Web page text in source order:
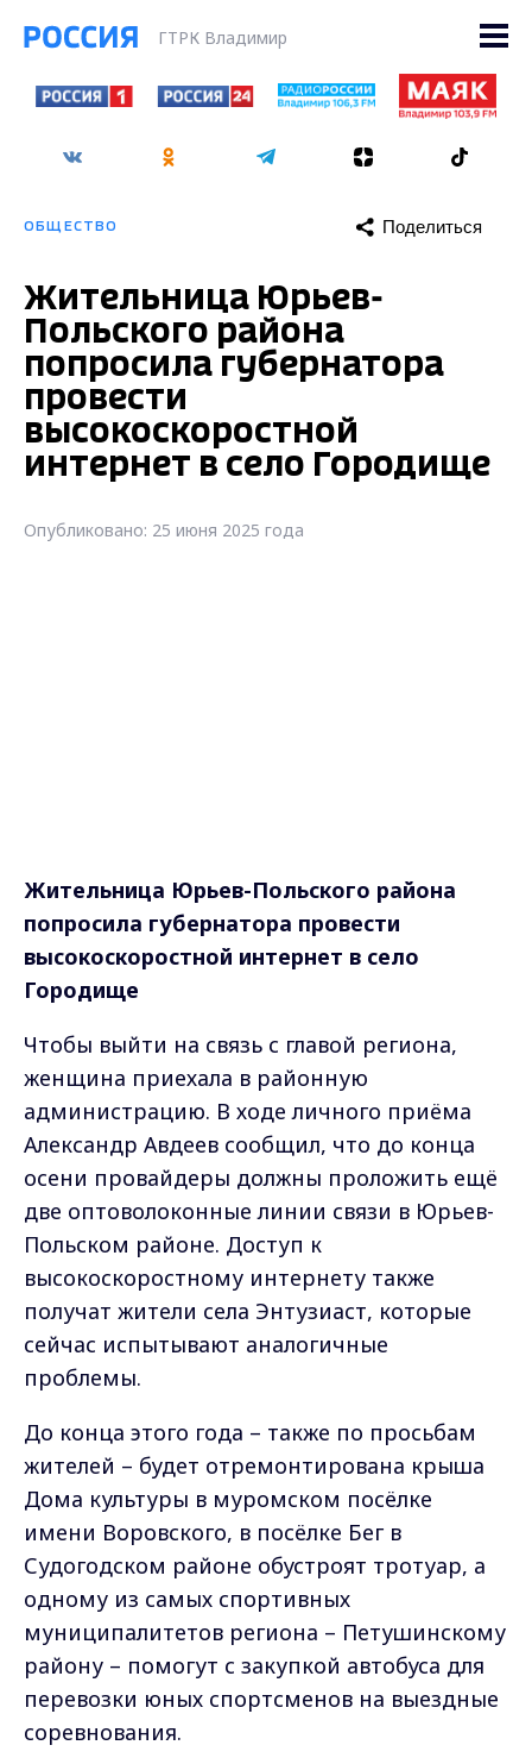
ГТРК Владимир
ОБЩЕСТВО Поделиться
Жительница Юрьев-
Польского района
попросила губернатора
провести
высокоскоростной
интернет в село Городище
Опубликовано: 25 июня 2025 года
Жительница Юрьев-Польского района
попросила губернатора провести
высокоскоростной интернет в село
Городище
Чтобы выйти на связь с главой региона,
женщина приехала в районную
администрацию. В ходе личного приёма
Александр Авдеев сообщил, что до конца
осени провайдеры должны проложить ещё
две оптоволоконные линии связи в Юрьев-
Польском районе. Доступ к
высокоскоростному интернету также
получат жители села Энтузиаст, которые
сейчас испытывают аналогичные
проблемы.
До конца этого года – также по просьбам
жителей – будет отремонтирована крыша
Дома культуры в муромском посёлке
имени Воровского, в посёлке Бег в
Судогодском районе обустроят тротуар, а
одному из самых спортивных
муниципалитетов региона – Петушинскому
району – помогут с закупкой автобуса для
перевозки юных спортсменов на выездные
соревнования.